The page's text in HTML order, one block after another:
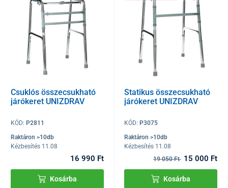
Csuklós összecsukható
járókeret UNIZDRAV
KÓD: P2811
Raktáron >10db
Kézbesítés 11.08
16 990 Ft
Kosárba
Statikus összecsukható
járókeret UNIZDRAV
KÓD: P3075
Raktáron >10db
Kézbesítés 11.08
19 050 Ft 15 000 Ft
Kosárba